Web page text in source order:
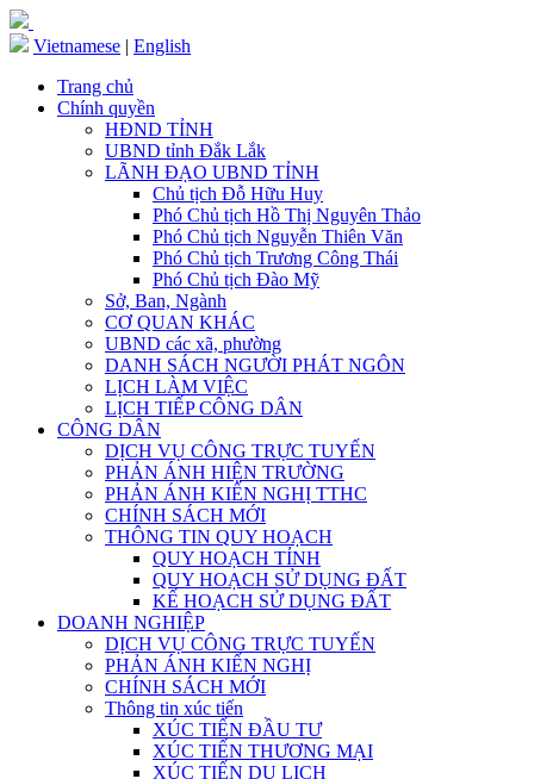
Vietnamese | English
Trang chủ
Chính quyền
HĐND TỈNH
UBND tỉnh Đắk Lắk
LÃNH ĐẠO UBND TỈNH
Chủ tịch Đỗ Hữu Huy
Phó Chủ tịch Hồ Thị Nguyên Thảo
Phó Chủ tịch Nguyễn Thiên Văn
Phó Chủ tịch Trương Công Thái
Phó Chủ tịch Đào Mỹ
Sở, Ban, Ngành
CƠ QUAN KHÁC
UBND các xã, phường
DANH SÁCH NGƯỜI PHÁT NGÔN
LỊCH LÀM VIỆC
LỊCH TIẾP CÔNG DÂN
CÔNG DÂN
DỊCH VỤ CÔNG TRỰC TUYẾN
PHẢN ÁNH HIỆN TRƯỜNG
PHẢN ÁNH KIẾN NGHỊ TTHC
CHÍNH SÁCH MỚI
THÔNG TIN QUY HOẠCH
QUY HOẠCH TỈNH
QUY HOẠCH SỬ DỤNG ĐẤT
KẾ HOẠCH SỬ DỤNG ĐẤT
DOANH NGHIỆP
DỊCH VỤ CÔNG TRỰC TUYẾN
PHẢN ÁNH KIẾN NGHỊ
CHÍNH SÁCH MỚI
Thông tin xúc tiến
XÚC TIẾN ĐẦU TƯ
XÚC TIẾN THƯƠNG MẠI
XÚC TIẾN DU LỊCH